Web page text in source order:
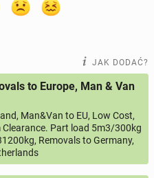
JAK DODAĆ?
to Europe, Man & Van
Man&Van to EU, Low Cost,
Clearance. Part load 5m3/300kg
Removals to Germany,